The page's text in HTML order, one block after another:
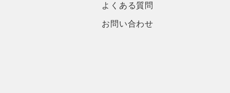
よくある質問
お問い合わせ